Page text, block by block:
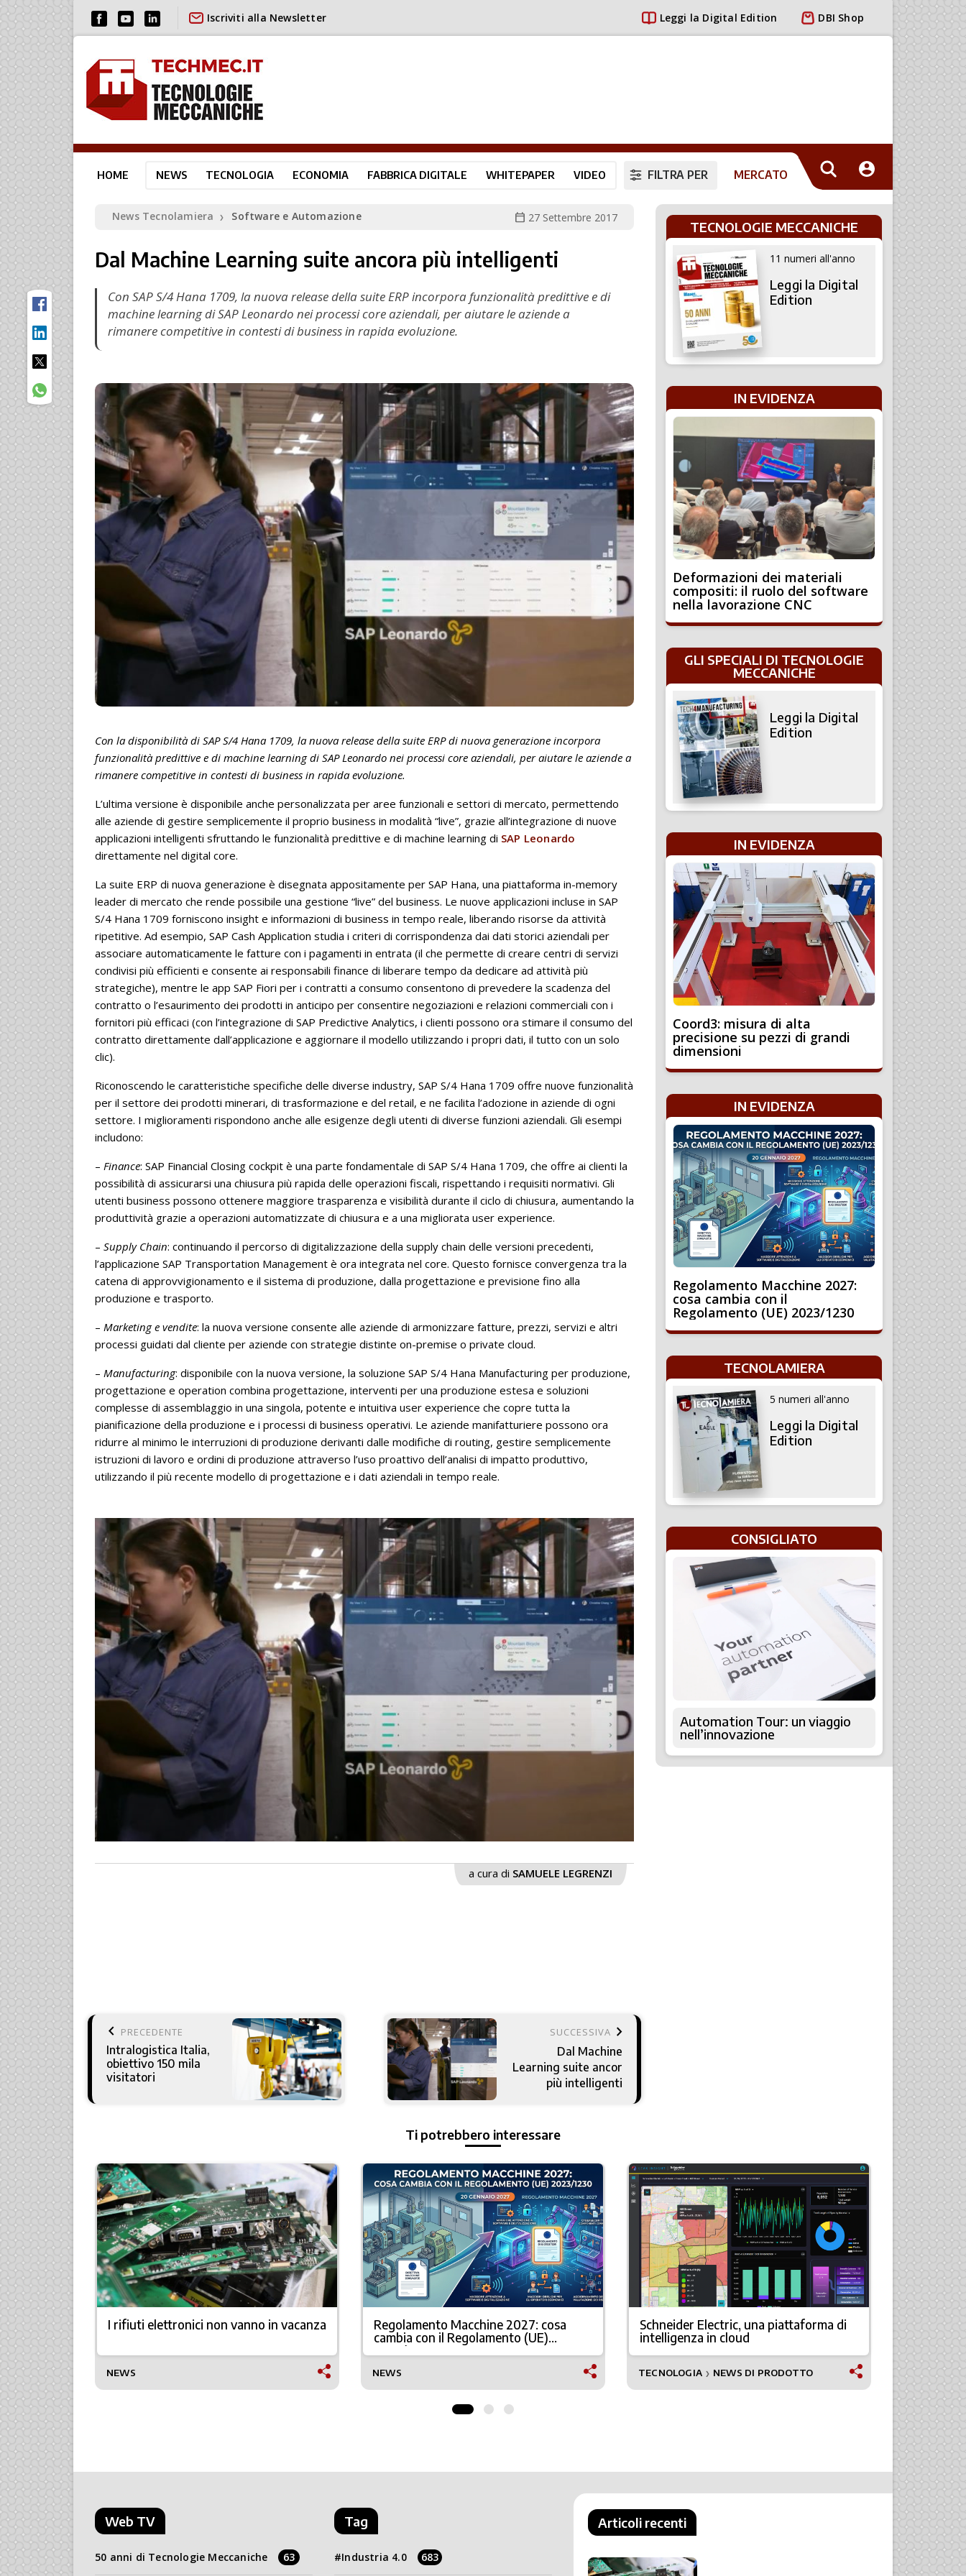
Iscriviti alla Newsletter Leggi la Digital Edition DBI Shop
HOME NEWS TECNOLOGIA ECONOMIA FABBRICA DIGITALE WHITEPAPER VIDEO FILTRA PER MERCATO
News Tecnolamiera ❯ Software e Automazione calendar_today 27 Settembre 2017
Dal Machine Learning suite ancora più intelligenti
Con SAP S/4 Hana 1709, la nuova release della suite ERP incorpora funzionalità predittive e di
machine learning di SAP Leonardo nei processi core aziendali, per aiutare le aziende a
rimanere competitive in contesti di business in rapida evoluzione.
Con la disponibilità di SAP S/4 Hana 1709, la nuova release della suite ERP di nuova generazione incorpora
funzionalità predittive e di machine learning di SAP Leonardo nei processi core aziendali, per aiutare le aziende a
rimanere competitive in contesti di business in rapida evoluzione.
L’ultima versione è disponibile anche personalizzata per aree funzionali e settori di mercato, permettendo
alle aziende di gestire semplicemente il proprio business in modalità “live”, grazie all’integrazione di nuove
applicazioni intelligenti sfruttando le funzionalità predittive e di machine learning di SAP Leonardo
direttamente nel digital core.
La suite ERP di nuova generazione è disegnata appositamente per SAP Hana, una piattaforma in-memory
leader di mercato che rende possibile una gestione “live” del business. Le nuove applicazioni incluse in SAP
S/4 Hana 1709 forniscono insight e informazioni di business in tempo reale, liberando risorse da attività
ripetitive. Ad esempio, SAP Cash Application studia i criteri di corrispondenza dai dati storici aziendali per
associare automaticamente le fatture con i pagamenti in entrata (il che permette di creare centri di servizi
condivisi più efficienti e consente ai responsabili finance di liberare tempo da dedicare ad attività più
strategiche), mentre le app SAP Fiori per i contratti a consumo consentono di prevedere la scadenza del
contratto o l’esaurimento dei prodotti in anticipo per consentire negoziazioni e relazioni commerciali con i
fornitori più efficaci (con l’integrazione di SAP Predictive Analytics, i clienti possono ora stimare il consumo del
contratto direttamente dall’applicazione e aggiornare il modello utilizzando i propri dati, il tutto con un solo
clic).
Riconoscendo le caratteristiche specifiche delle diverse industry, SAP S/4 Hana 1709 offre nuove funzionalità
per il settore dei prodotti minerari, di trasformazione e del retail, e ne facilita l’adozione in aziende di ogni
settore. I miglioramenti rispondono anche alle esigenze degli utenti di diverse funzioni aziendali. Gli esempi
includono:
– Finance: SAP Financial Closing cockpit è una parte fondamentale di SAP S/4 Hana 1709, che offre ai clienti la
possibilità di assicurarsi una chiusura più rapida delle operazioni fiscali, rispettando i requisiti normativi. Gli
utenti business possono ottenere maggiore trasparenza e visibilità durante il ciclo di chiusura, aumentando la
produttività grazie a operazioni automatizzate di chiusura e a una migliorata user experience.
– Supply Chain: continuando il percorso di digitalizzazione della supply chain delle versioni precedenti,
l’applicazione SAP Transportation Management è ora integrata nel core. Questo fornisce convergenza tra la
catena di approvvigionamento e il sistema di produzione, dalla progettazione e previsione fino alla
produzione e trasporto.
– Marketing e vendite: la nuova versione consente alle aziende di armonizzare fatture, prezzi, servizi e altri
processi guidati dal cliente per aziende con strategie distinte on-premise o private cloud.
– Manufacturing: disponibile con la nuova versione, la soluzione SAP S/4 Hana Manufacturing per produzione,
progettazione e operation combina progettazione, interventi per una produzione estesa e soluzioni
complesse di assemblaggio in una singola, potente e intuitiva user experience che copre tutta la
pianificazione della produzione e i processi di business operativi. Le aziende manifatturiere possono ora
ridurre al minimo le interruzioni di produzione derivanti dalle modifiche di routing, gestire semplicemente
istruzioni di lavoro e ordini di produzione attraverso l’uso proattivo dell’analisi di impatto produttivo,
utilizzando il più recente modello di progettazione e i dati aziendali in tempo reale.
a cura di SAMUELE LEGRENZI
keyboard_arrow_left PRECEDENTE
Intralogistica Italia,
obiettivo 150 mila
visitatori
SUCCESSIVA keyboard_arrow_right
Dal Machine
Learning suite ancor
più intelligenti
TECNOLOGIE MECCANICHE
11 numeri all'anno
Leggi la Digital
Edition
IN EVIDENZA
Deformazioni dei materiali
compositi: il ruolo del software
nella lavorazione CNC
GLI SPECIALI DI TECNOLOGIE
MECCANICHE
Leggi la Digital
Edition
IN EVIDENZA
Coord3: misura di alta
precisione su pezzi di grandi
dimensioni
IN EVIDENZA
Regolamento Macchine 2027:
cosa cambia con il
Regolamento (UE) 2023/1230
TECNOLAMIERA
5 numeri all'anno
Leggi la Digital
Edition
CONSIGLIATO
Automation Tour: un viaggio
nell’innovazione
Ti potrebbero interessare
più I rifiuti elettronici non vanno in vacanza
NEWS
Regolamento Macchine 2027: cosa
cambia con il Regolamento (UE)
2023/1230
NEWS
Schneider Electric, una piattaforma di
intelligenza in cloud
TECNOLOGIA ❯ NEWS DI PRODOTTO
il nuovo
NEWS
Web TV
50 anni di Tecnologie Meccaniche 63
Tag
Industria 4.0 683
Articoli recenti